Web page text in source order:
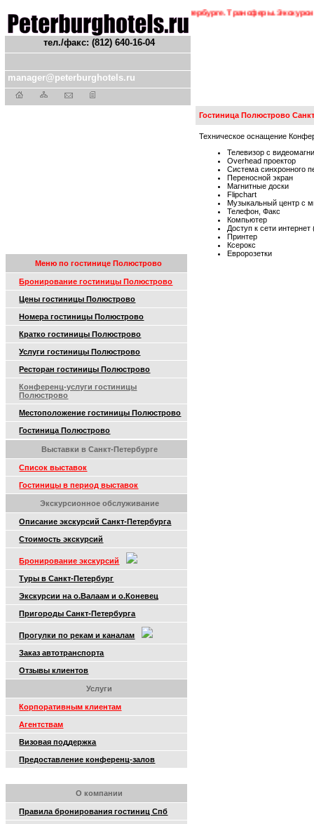
тел./факс: (812) 640-16-04
manager@peterburghotels.ru
Петербурга. Бронирование гостиниц в Петербурге. Трансферы. Экскурсии.
Меню по гостинице Полюстрово
Бронирование гостиницы Полюстрово
Цены гостиницы Полюстрово
Номера гостиницы Полюстрово
Кратко гостиницы Полюстрово
Услуги гостиницы Полюстрово
Ресторан гостиницы Полюстрово
Конференц-услуги гостиницы
Полюстрово
Местоположение гостиницы Полюстрово
Гостиница Полюстрово
Выставки в Санкт-Петербурге
Список выставок
Гостиницы в период выставок
Экскурсионное обслуживание
Описание экскурсий Санкт-Петербурга
Стоимость экскурсий
Бронирование экскурсий
Туры в Санкт-Петербург
Экскурсии на о.Валаам и о.Коневец
Пригороды Санкт-Петербурга
Прогулки по рекам и каналам
Заказ автотранспорта
Отзывы клиентов
Услуги
Корпоративным клиентам
Агентствам
Визовая поддержка
Предоставление конференц-залов
О компании
Правила бронирования гостиниц Спб
Гостиница Полюстрово
Техническое оснащение
Телевизор с
Overhead проектор
Система синхронного
Переносной экран
Магнитные доски
Flipchart
Музыкальный центр с
Телефон, Факс
Компьютер
Доступ к сети
Принтер
Ксерокс
Евророзетки